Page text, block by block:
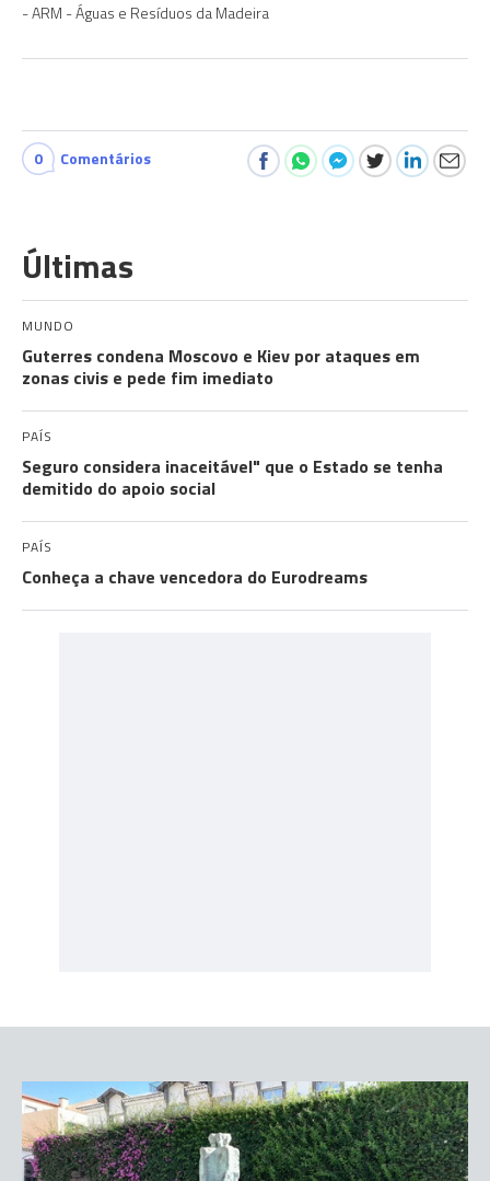
ARM - Águas e Resíduos da Madeira
0 Comentários
Últimas
MUNDO
Guterres condena Moscovo e Kiev por ataques em
zonas civis e pede fim imediato
PAÍS
Seguro considera inaceitável" que o Estado se tenha
demitido do apoio social
PAÍS
Conheça a chave vencedora do Eurodreams